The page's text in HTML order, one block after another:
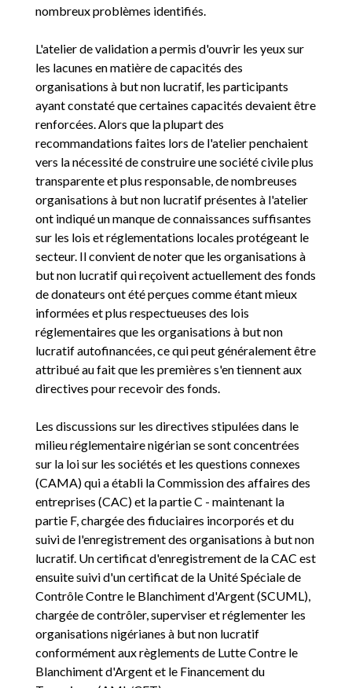
nombreux problèmes identifiés.
L'atelier de validation a permis d'ouvrir les yeux sur
les lacunes en matière de capacités des
organisations à but non lucratif, les participants
ayant constaté que certaines capacités devaient être
renforcées. Alors que la plupart des
recommandations faites lors de l'atelier penchaient
vers la nécessité de construire une société civile plus
transparente et plus responsable, de nombreuses
organisations à but non lucratif présentes à l'atelier
ont indiqué un manque de connaissances suffisantes
sur les lois et réglementations locales protégeant le
secteur. Il convient de noter que les organisations à
but non lucratif qui reçoivent actuellement des fonds
de donateurs ont été perçues comme étant mieux
informées et plus respectueuses des lois
réglementaires que les organisations à but non
lucratif autofinancées, ce qui peut généralement être
attribué au fait que les premières s'en tiennent aux
directives pour recevoir des fonds.
Les discussions sur les directives stipulées dans le
milieu réglementaire nigérian se sont concentrées
sur la loi sur les sociétés et les questions connexes
(CAMA) qui a établi la Commission des affaires des
entreprises (CAC) et la partie C - maintenant la
partie F, chargée des fiduciaires incorporés et du
suivi de l'enregistrement des organisations à but non
lucratif. Un certificat d'enregistrement de la CAC est
ensuite suivi d'un certificat de la Unité Spéciale de
Contrôle Contre le Blanchiment d'Argent (SCUML),
chargée de contrôler, superviser et réglementer les
organisations nigérianes à but non lucratif
conformément aux règlements de Lutte Contre le
Blanchiment d'Argent et le Financement du